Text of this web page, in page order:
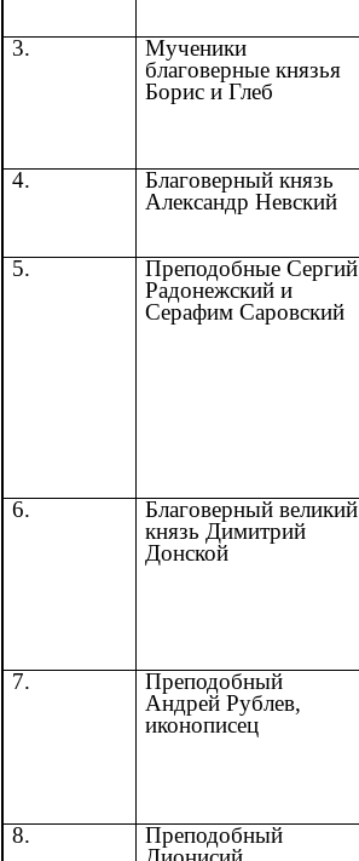
3.
Мученики
благоверные князья
Борис и Глеб
4.
Благоверный князь
Александр Невский
5.
Преподобные Сергий
Радонежский и
Серафим Саровский
6.
Благоверный великий
князь Димитрий
Донской
7.
Преподобный
Андрей Рублев,
иконописец
8.
Преподобный